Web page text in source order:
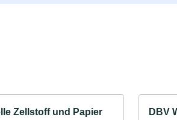
Zellstoff und Papier
DBV